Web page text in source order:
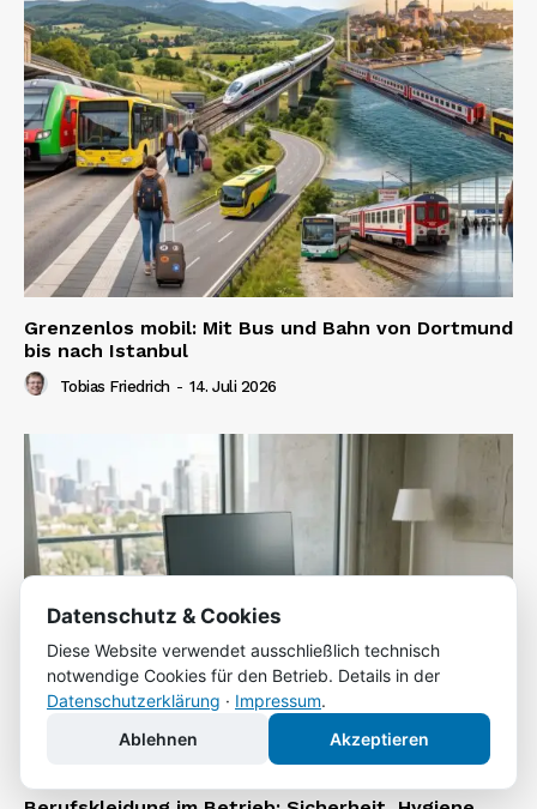
Grenzenlos mobil: Mit Bus und Bahn von Dortmund
bis nach Istanbul
Tobias Friedrich - 14. Juli 2026
Datenschutz & Cookies
Diese Website verwendet ausschließlich technisch
notwendige Cookies für den Betrieb. Details in der
Datenschutzerklärung · Impressum.
Ablehnen
Akzeptieren